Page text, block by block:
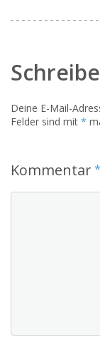
Deine E-Mail-
Felder sind mit *
Kommentar*